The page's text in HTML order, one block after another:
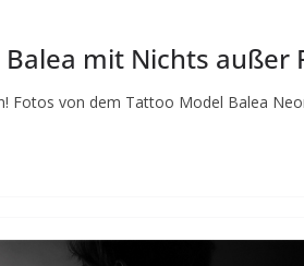
mit Nichts außer
Fotos von dem Tattoo Model Balea